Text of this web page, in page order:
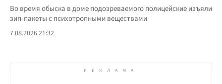
Во время обыска в доме подозреваемого полицейские изъяли
зип-пакеты с психотропными веществами
7.08.2026 21:32